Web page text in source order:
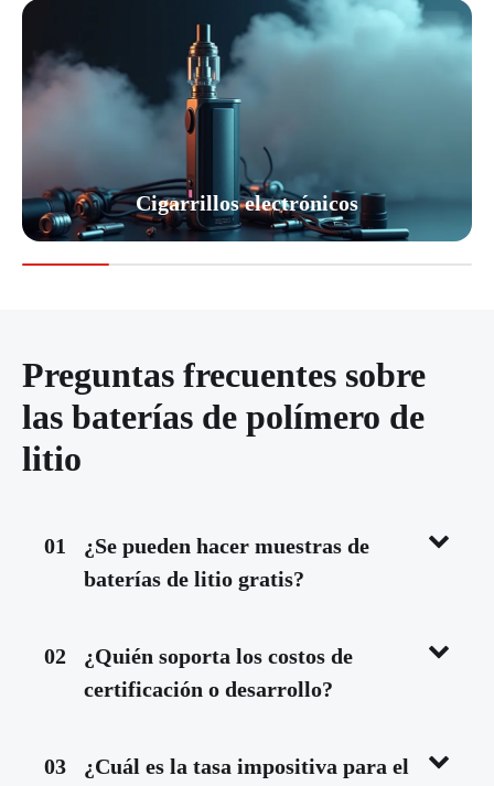
Cigarrillos electrónicos
Preguntas frecuentes sobre
las baterías de polímero de
litio
01
¿Se pueden hacer muestras de
baterías de litio gratis?
02
¿Quién soporta los costos de
certificación o desarrollo?
03 ¿Cuál es la tasa impositiva para el